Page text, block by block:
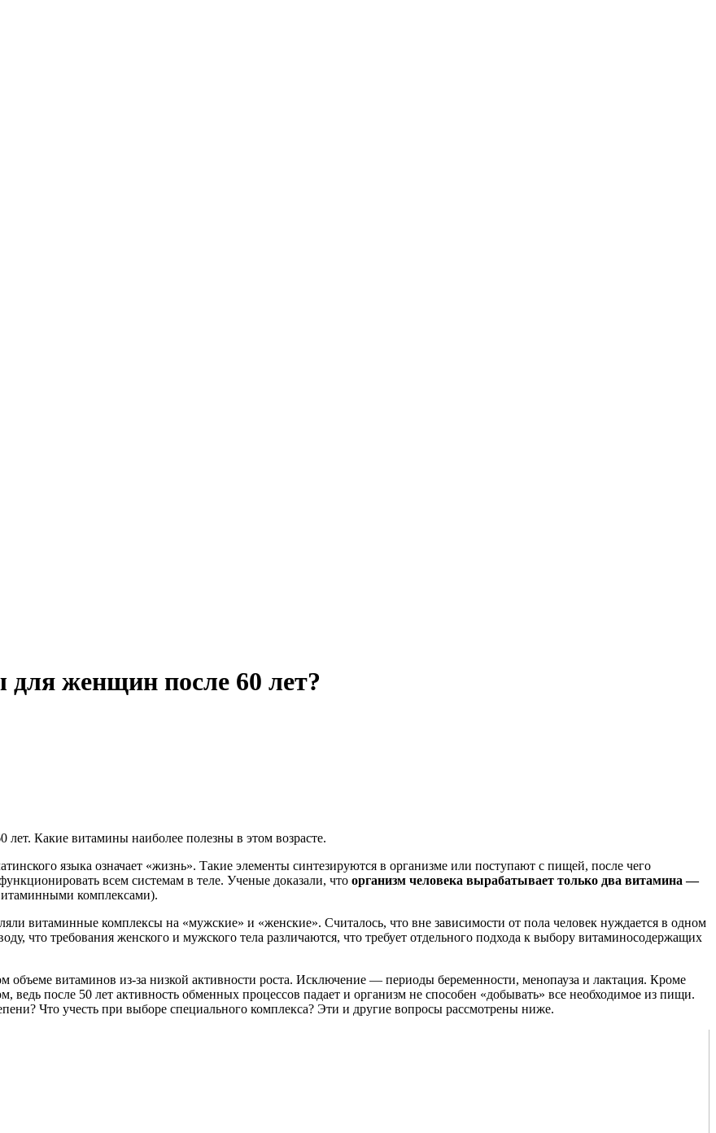
женщин после 60 лет?
Какие витамины наиболее полезны в этом возрасте.
языка означает «жизнь». Такие элементы синтезируются в организме или поступают с пищей, после чего
всем системам в теле. Ученые доказали, что организм человека вырабатывает только два витамина —
комплексами).
витаминные комплексы на «мужские» и «женские». Считалось, что вне зависимости от пола человек нуждается в одном
что требования женского и мужского тела различаются, что требует отдельного подхода к выбору витаминосодержащих
объеме витаминов из-за низкой активности роста. Исключение — периоды беременности, менопауза и лактация. Кроме
ведь после 50 лет активность обменных процессов падает и организм не способен «добывать» все необходимое из пищи.
Что учесть при выборе специального комплекса? Эти и другие вопросы рассмотрены ниже.